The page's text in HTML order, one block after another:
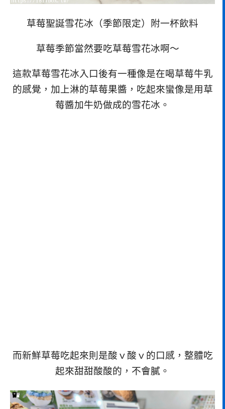
草莓聖誕雪花冰（季節限定）附一杯飲料
草莓季節當然要吃草莓雪花冰啊～
這款草莓雪花冰入口後有一種像是在喝草莓牛乳
的感覺，加上淋的草莓果醬，吃起來蠻像是用草
莓醬加牛奶做成的雪花冰。
而新鮮草莓吃起來則是酸ｖ酸ｖ的口感，整體吃
起來甜甜酸酸的，不會膩。